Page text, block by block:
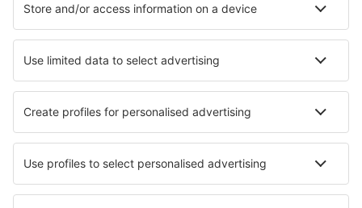
Cazare în Gizah Cazare în 6th Of October City
Cazare în El Tor Cazare în Nuweiba
Cazare în Al Fayyum Cazare Dawwar Al Hajj Ahmad
Cele mai bune locuri de cazare - orașe
Cazare în Arenys De Munt Cazare în Caineville